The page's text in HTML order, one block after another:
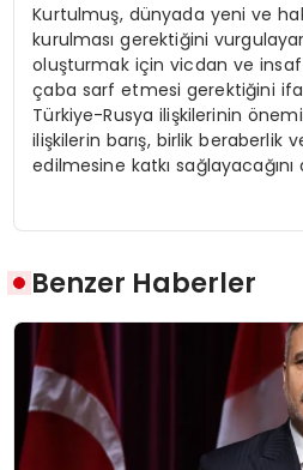
Kurtulmuş, dünyada yeni ve
kurulması gerektiğini
oluşturmak için vicdan ve
çaba sarf etmesi gerektiğini
Türkiye-Rusya ilişkilerinin
ilişkilerin barış, birlik beraberlik
edilmesine katkı
Benzer Haberler